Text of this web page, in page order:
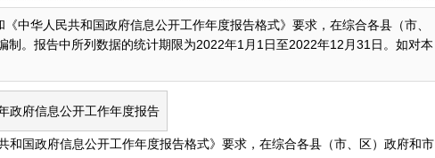
中华人民共和国政府信息公开工作年度报告格式》要求，在综合各县（市、
。报告中所列数据的统计期限为2022年1月1日至2022年12月31日。如对本
国政府信息公开工作年度报告格式》要求，在综合各县（市、区）政府和市